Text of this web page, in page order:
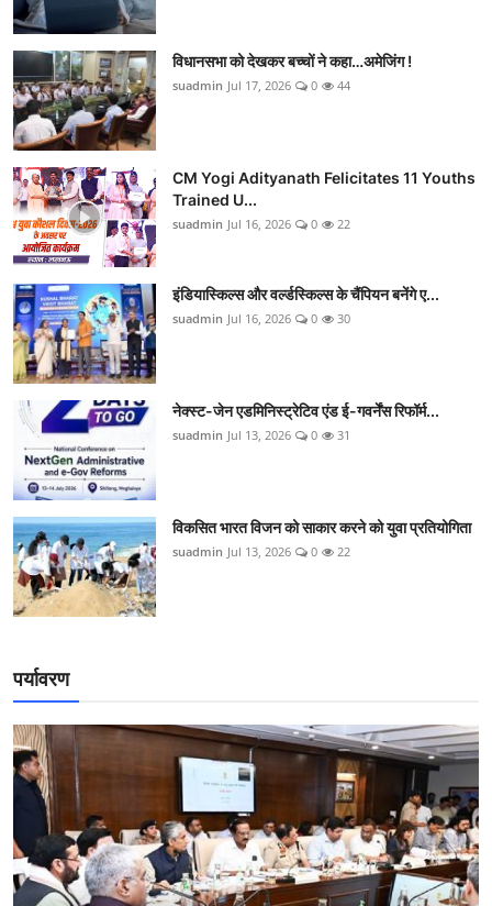
विधानसभा को देखकर बच्चों ने कहा…अमेजिंग !
suadmin Jul 17, 2026 0 44
CM Yogi Adityanath Felicitates 11 Youths
Trained U...
suadmin Jul 16, 2026 0 22
इंडियास्किल्स और वर्ल्डस्किल्स के चैंपियन बनेंगे ए...
suadmin Jul 16, 2026 0 30
नेक्स्ट-जेन एडमिनिस्ट्रेटिव एंड ई-गवर्नेंस रिफॉर्म...
suadmin Jul 13, 2026 0 31
विकसित भारत विजन को साकार करने को युवा प्रतियोगिता
suadmin Jul 13, 2026 0 22
पर्यावरण